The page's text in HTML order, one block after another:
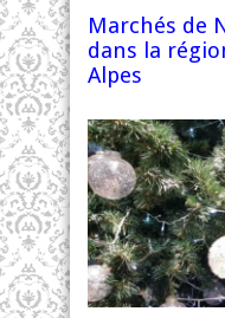
Marchés de
dans la
Alpes